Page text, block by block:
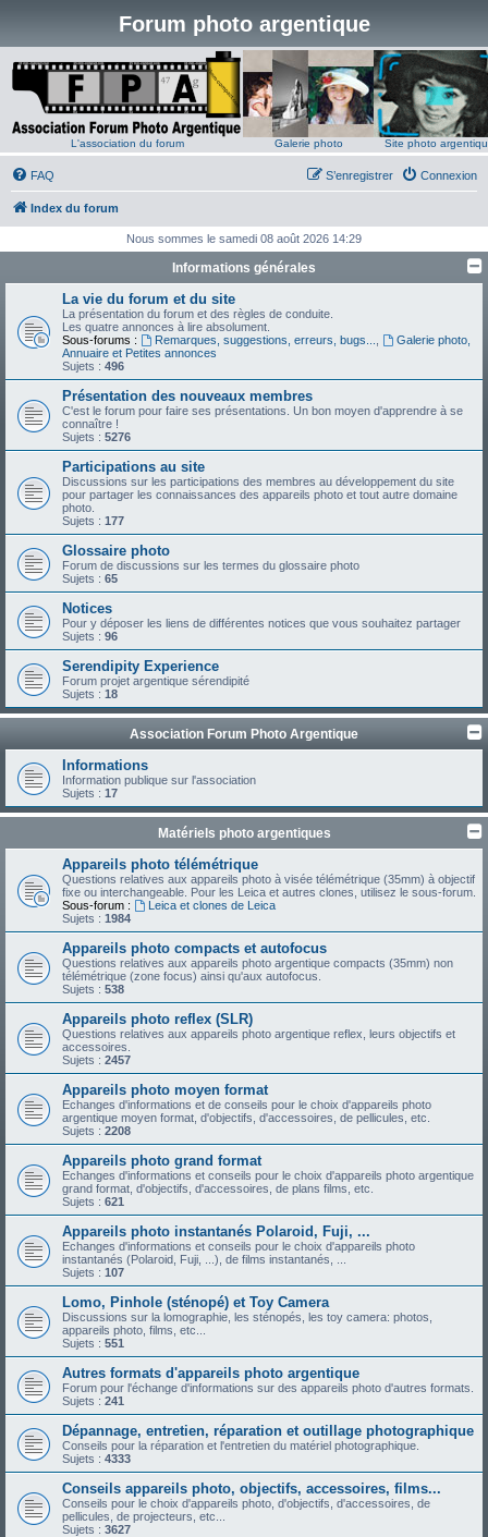
Forum photo argentique
L'association du forum Galerie photo Site photo
FAQ Connexion
S’enregistrer
Index du forum
Nous sommes le samedi 08 août 2026 14:29
Informations générales
La vie du forum et du site
La présentation du forum et des règles de conduite.
Les quatre annonces à lire absolument.
Sous-forums :
Remarques, suggestions, erreurs, bugs...
Galerie photo,
Annuaire et Petites annonces
Sujets : 496
Présentation des nouveaux membres
C'est le forum pour faire ses présentations. Un bon moyen d'apprendre à se
connaître !
Sujets : 5276
Participations au site
Discussions sur les participations des membres au développement du site
pour partager les connaissances des appareils photo et tout autre domaine
photo.
Sujets : 177
Glossaire photo
Forum de discussions sur les termes du glossaire photo
Sujets : 65
Notices
Pour y déposer les liens de différentes notices que vous souhaitez partager
Sujets : 96
Serendipity Experience
Forum projet argentique sérendipité
Sujets : 18
Association Forum Photo Argentique
Informations
Information publique sur l'association
Sujets : 17
Matériels photo argentiques
Appareils photo télémétrique
Questions relatives aux appareils photo à visée télémétrique (35mm) à objectif
fixe ou interchangeable. Pour les Leica et autres clones, utilisez le sous-forum.
Sous-forum :
Leica et clones de Leica
Sujets : 1984
Appareils photo compacts et autofocus
Questions relatives aux appareils photo argentique compacts (35mm) non
télémétrique (zone focus) ainsi qu'aux autofocus.
Sujets : 538
Appareils photo reflex (SLR)
Questions relatives aux appareils photo argentique reflex, leurs objectifs et
accessoires.
Sujets : 2457
Appareils photo moyen format
Echanges d'informations et de conseils pour le choix d'appareils photo
argentique moyen format, d'objectifs, d'accessoires, de pellicules, etc.
Sujets : 2208
Appareils photo grand format
Echanges d'informations et conseils pour le choix d'appareils photo argentique
grand format, d'objectifs, d'accessoires, de plans films, etc.
Sujets : 621
Appareils photo instantanés Polaroid, Fuji, ...
Echanges d'informations et conseils pour le choix d'appareils photo
instantanés (Polaroid, Fuji, ...), de films instantanés, ...
Sujets : 107
Lomo, Pinhole (sténopé) et Toy Camera
Discussions sur la lomographie, les sténopés, les toy camera: photos,
appareils photo, films, etc...
Sujets : 551
Autres formats d'appareils photo argentique
Forum pour l'échange d'informations sur des appareils photo d'autres formats.
Sujets : 241
Dépannage, entretien, réparation et outillage photographique
Conseils pour la réparation et l'entretien du matériel photographique.
Sujets : 4333
Conseils appareils photo, objectifs, accessoires, films...
Conseils pour le choix d'appareils photo, d'objectifs, d'accessoires, de
pellicules, de projecteurs, etc...
Sujets : 3627